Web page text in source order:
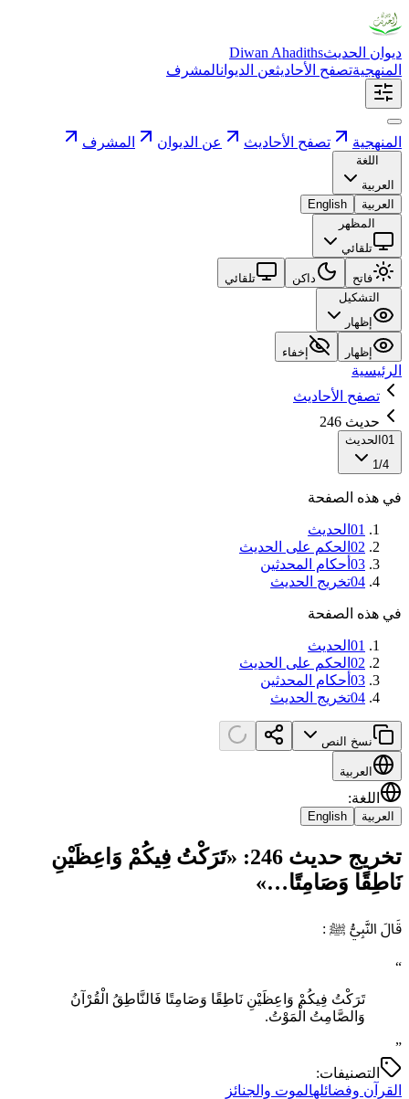
ديوان الحديثDiwan Ahadiths
المنهجيةتصفح الأحاديثعن الديوانالمشرف
المنهجية تصفح الأحاديث عن الديوان المشرف
اللغة
العربية
العربية
English
المظهر
تلقائي
فاتح داكن
تلقائي
التشكيل
إظهار
إظهار إخفاء
الرئيسية
تصفح الأحاديث
حديث 246
01 الحديث
1/4
في هذه الصفحة
01 الحديث
02 الحكم على الحديث
03 أحكام المحدثين
04تخريج الحديث
في هذه الصفحة
01 الحديث
02 الحكم على الحديث
03 أحكام المحدثين
04تخريج الحديث
نسخ النص
العربية
اللغة:
العربية English
تخريج حديث 246: «‌تَرَكْتُ ‌فِيكُمْ ‌وَاعِظَيْنِ
نَاطِقًا وَصَامِتًا…»
قَالَ النَّبِيُّ ﷺ :
“
‌تَرَكْتُ ‌فِيكُمْ ‌وَاعِظَيْنِ نَاطِقًا وَصَامِتًا فَالنَّاطِقُ الْقُرْآنُ
وَالصَّامِتُ الْمَوْتُ.
”
التصنيفات:
القرآن وفضائلهالموت والجنائز